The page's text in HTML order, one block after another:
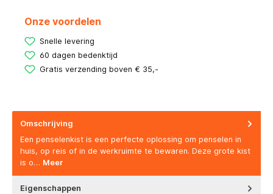
Onze voordelen
Snelle levering
60 dagen bedenktijd
Gratis verzending boven € 35,-
Omschrijving
Een penselenkist is een perfecte oplossing om penselen in
huis, op reis of in de werkruimte te bewaren. Deze grote kist
is o… Meer
Eigenschappen